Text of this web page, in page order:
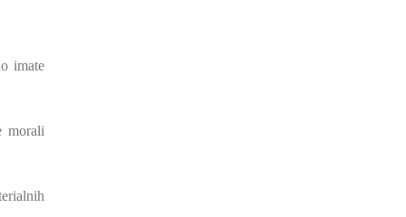
imate
morali